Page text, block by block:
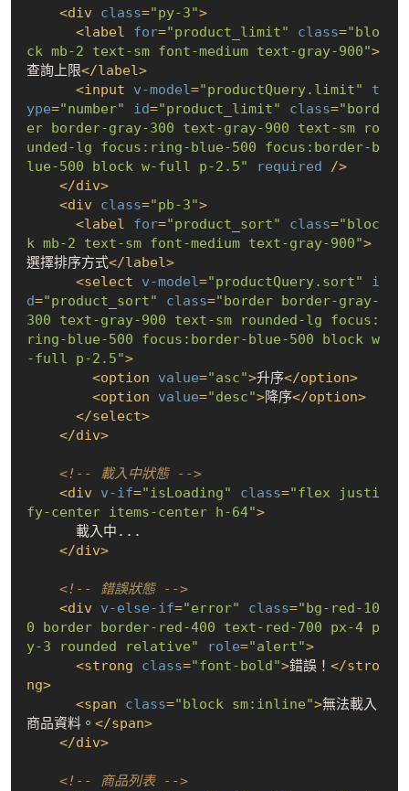
<div class="py-3">
<label for="product_limit" class="blo
ck mb-2 text-sm font-medium text-gray-900">
查詢上限</label>
<input v-model="productQuery.limit"
t
ype="number" id="product_limit" class="bord
er border-gray-300 text-gray-900 text-sm ro
unded-lg focus:ring-blue-500 focus:border-b
lue-500 block w-full p-2.5"
required />
</div>
<div class="pb-3">
<label for="product_sort" class="bloc
k mb-2 text-sm font-medium text-gray-900">
選擇排序方式</label>
<select v-model="productQuery.sort"
i
d="product_sort" class="border border-gray-
300 text-gray-900 text-sm rounded-lg focus:
ring-blue-500 focus:border-blue-500 block w
-full p-2.5">
<option value="asc">升序</option>
<option value="desc">降序</option>
</select>
</div>
<!-- 載入中狀態 -->
<div v-if="isLoading" class="flex justi
fy-center items-center h-64">
</div>
<!-- 錯誤狀態 -->
<div v-else-if="error" class="bg-red-10
0 border border-red-400 text-red-700 px-4 p
y-3 rounded relative"
role="alert">
<strong class="font-bold">錯誤！ </stro
ng>
<span class="block sm:inline">無法載入
商品資料。 </span>
</div>
<!-- 商品列表 -->